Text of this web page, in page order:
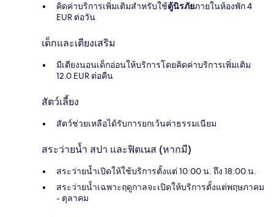
คิดค่าบริการเพิ่มเติมสำหรับใช้ตู้นิรภัยภายในห้องพัก 4
EUR ต่อวัน
เด็กและเตียงเสริม
มีเตียงนอนเด็กอ่อนให้บริการโดยคิดค่าบริการเพิ่มเติม
12.0 EUR ต่อคืน
สัตว์เลี้ยง
สัตว์ช่วยเหลือได้รับการยกเว้นค่าธรรมเนียม
สระว่ายน้ำ สปา และฟิตเนส (หากมี)
สระว่ายน้ำเปิดให้ใช้บริการตั้งแต่ 10:00 น. ถึง 18:00 น.
สระว่ายน้ำเฉพาะฤดูกาลจะเปิดให้บริการตั้งแต่พฤษภาคม
- ตุลาคม